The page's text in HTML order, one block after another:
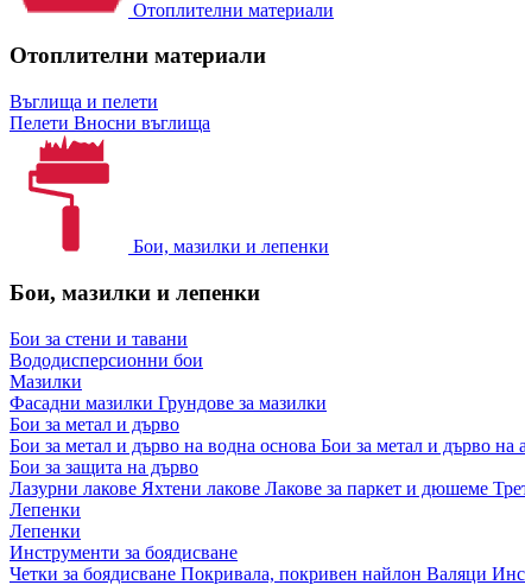
Отоплителни материали
Отоплителни материали
Въглища и пелети
Пелети Вносни въглища
Бои, мазилки и лепенки
Бои, мазилки и лепенки
Бои за стени и тавани
Вододисперсионни бои
Мазилки
Фасадни мазилки Грундове за мазилки
Бои за метал и дърво
Бои за метал и дърво на водна основа Бои за метал и дърво на
Бои за защита на дърво
Лазурни лакове Яхтени лакове Лакове за паркет и дюшеме
Лепенки
Лепенки
Инструменти за боядисване
Четки за боядисване Покривала, покривен найлон Валяци